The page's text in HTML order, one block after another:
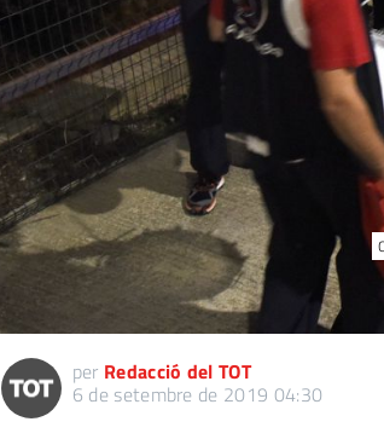
per Redacció del TOT
6 de setembre de 2019 04:30